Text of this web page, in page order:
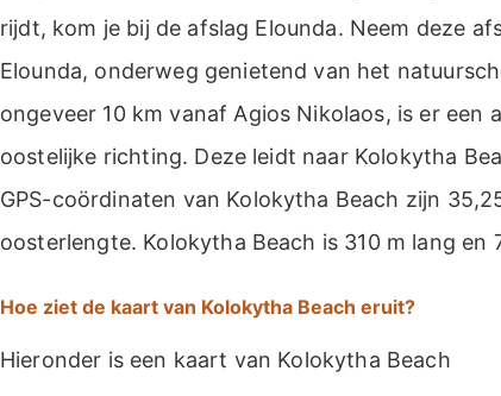
rijdt, kom je bij de afslag Elounda. Neem deze
Elounda, onderweg genietend van het
ongeveer 10 km vanaf Agios Nikolaos, is er een
oostelijke richting. Deze leidt naar Kolokytha
GPS-coördinaten van Kolokytha Beach zijn
oosterlengte. Kolokytha Beach is 310 m lang en
Hoe ziet de kaart van Kolokytha Beach eruit?
Hieronder is een kaart van Kolokytha Beach